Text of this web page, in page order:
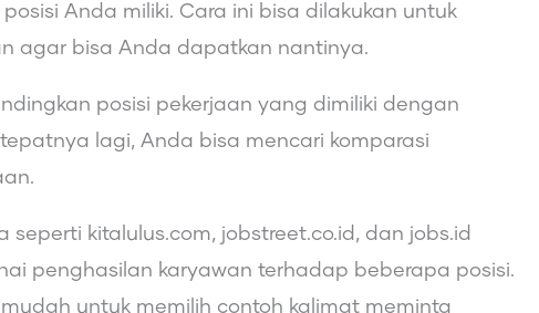
Anda miliki. Cara ini bisa dilakukan untuk
agar bisa Anda dapatkan nantinya.
posisi pekerjaan yang dimiliki dengan
lagi, Anda bisa mencari komparasi
seperti kitalulus.com, jobstreet.co.id, dan jobs.id
penghasilan karyawan terhadap beberapa posisi.
untuk memilih contoh kalimat meminta